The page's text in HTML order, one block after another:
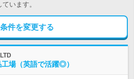
います。
件を変更する
工場（英語で活躍◎）